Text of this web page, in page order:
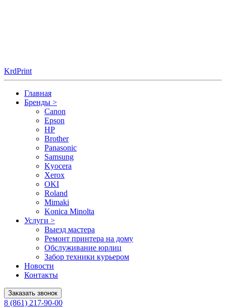
KrdPrint
Главная
Бренды >
Canon
Epson
HP
Brother
Panasonic
Samsung
Kyocera
Xerox
OKI
Roland
Mimaki
Konica Minolta
Услуги >
Выезд мастера
Ремонт принтера на дому
Обслуживание юрлиц
Забор техники курьером
Новости
Контакты
Заказать звонок
8 (861) 217-90-00